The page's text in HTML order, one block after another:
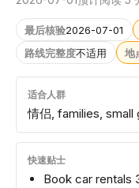
最后核验2026-07-01
路线完整度不适用 地
适合人群
情侣, families,
快速贴士
Book car rentals